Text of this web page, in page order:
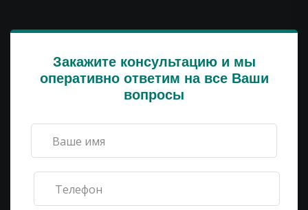
Закажите консультацию и мы
оперативно ответим на все Ваши
вопросы